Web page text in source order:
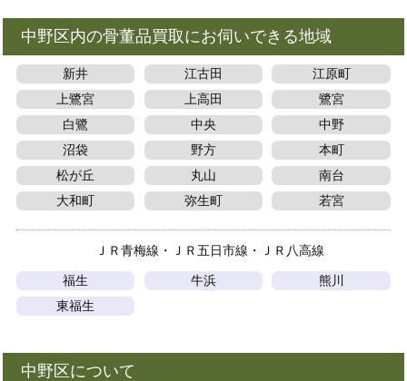
中野区内の骨董品買取にお伺いできる地域
新井 江古田
江原町
上鷺宮
上高田
鷺宮
白鷺
中央
中野
沼袋
野方
本町
松が丘
丸山
南台
大和町
弥生町 若宮
ＪＲ青梅線 ＪＲ五日市線 ＪＲ八高線
福生 牛浜
熊川
東福生
中野区について